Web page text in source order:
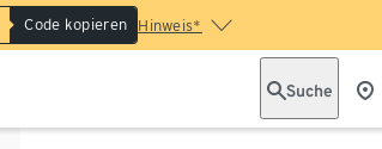
Code kopieren Hinweis*
Suche